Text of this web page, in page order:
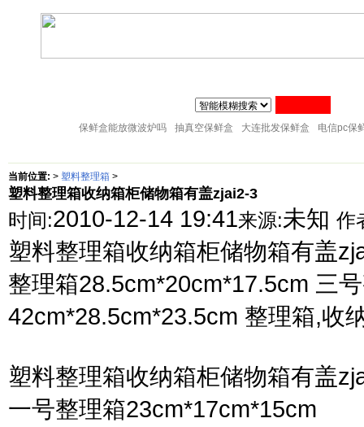
塑料整理箱 塑料储物架
保鲜盒能放微波炉吗 抽真空保鲜盒 大连批发保鲜盒 电信pc保
当前位置: > 塑料整理箱 >
塑料整理箱收纳箱柜储物箱有盖zjai2-3
时间:2010-12-14 19:41来源:未知 作
塑料整理箱收纳箱柜储物箱有盖
整理箱28.5cm*20cm*17.5cm 三
42cm*28.5cm*23.5cm 整理箱,收
塑料整理箱收纳箱柜储物箱有盖
一号整理箱23cm*17cm*15cm